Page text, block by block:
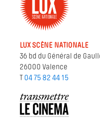
LUX SCÈNE NATIONALE
36 bd du Général de
26000 Valence
T 04 75 82 44 15